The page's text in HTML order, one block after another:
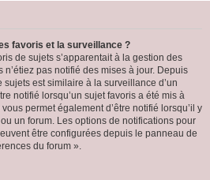
favoris et la surveillance ?
de sujets s’apparentait à la gestion des
n’étiez pas notifié des mises à jour. Depuis
est similaire à la surveillance d’un
notifié lorsqu’un sujet favoris a été mis à
permet également d’être notifié lorsqu’il y
un forum. Les options de notifications pour
être configurées depuis le panneau de
du forum ».